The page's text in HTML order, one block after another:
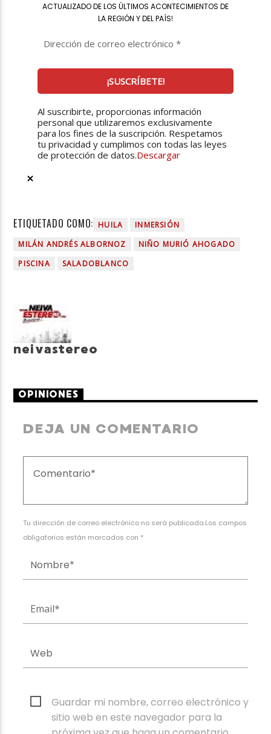
ACTUALIZADO DE LOS ÚLTIMOS ACONTECIMIENTOS DE
LA REGIÓN Y DEL PAÍS!
Al suscribirte, proporcionas información
personal que utilizaremos exclusivamente
para los fines de la suscripción. Respetamos
tu privacidad y cumplimos con todas las leyes
de protección de datos.Descargar
ETIQUETADO COMO: HUILA
INMERSIÓN
MILÁN ANDRÉS ALBORNOZ
NIÑO MURIÓ AHOGADO
PISCINA
SALADOBLANCO
neivastereo
OPINIONES
DEJA UN COMENTARIO
Tu dirección de correo electrónico no será publicada.Los campos
obligatorios están marcados con *
Guardar mi nombre, correo electrónico y
sitio web en este navegador para la